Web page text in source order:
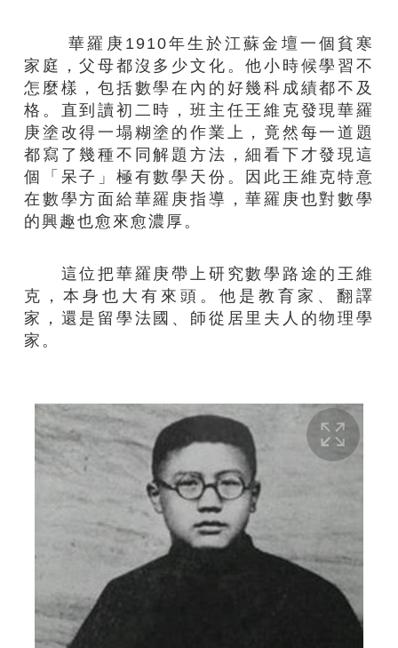
華羅庚1910年生於江蘇金壇一個貧寒
家庭，父母都沒多少文化。他小時候學習不
怎麼樣，包括數學在內的好幾科成績都不及
格。直到讀初二時，班主任王維克發現華羅
庚塗改得一塌糊塗的作業上，竟然每一道題
都寫了幾種不同解題方法，細看下才發現這
個「呆子」極有數學天份。因此王維克特意
在數學方面給華羅庚指導，華羅庚也對數學
的興趣也愈來愈濃厚。
這位把華羅庚帶上研究數學路途的王維
克，本身也大有來頭。他是教育家、翻譯
家，還是留學法國、師從居里夫人的物理學
家。